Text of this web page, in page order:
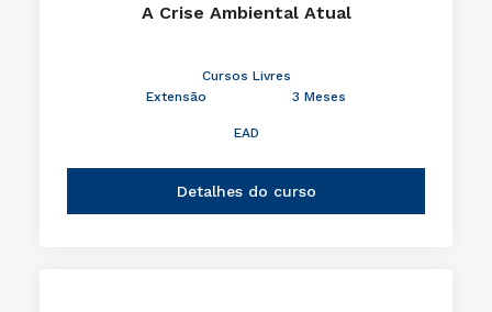
A Crise Ambiental Atual
Cursos Livres
Extensão
3 Meses
EAD
Detalhes do curso